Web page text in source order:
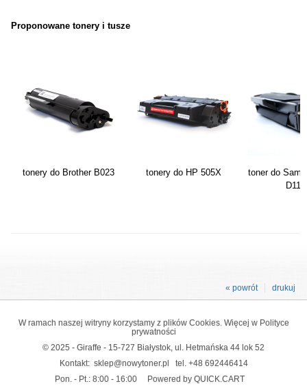
Proponowane tonery i tusze
tonery do Brother B023 tonery do HP 505X
toner do
D111
drukuj
« powrót
W ramach naszej witryny korzystamy z plików Cookies. Więcej w Polityce
prywatności
© 2025 - Giraffe - 15-727 Białystok, ul. Hetmańska 44 lok 52
Kontakt: sklep@nowytoner.pl tel. +48 692446414
Pon. - Pt.: 8:00 - 16:00
Powered by QUICK.CART